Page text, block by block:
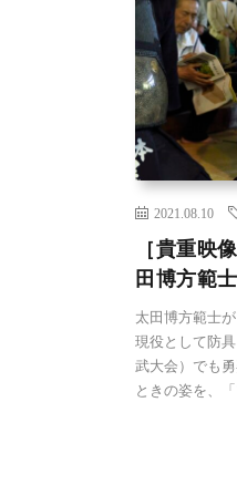
2021.08.10
［貴重映
田博方範士
太田博方範士
現役として防
武大会）でも
ときの姿を、